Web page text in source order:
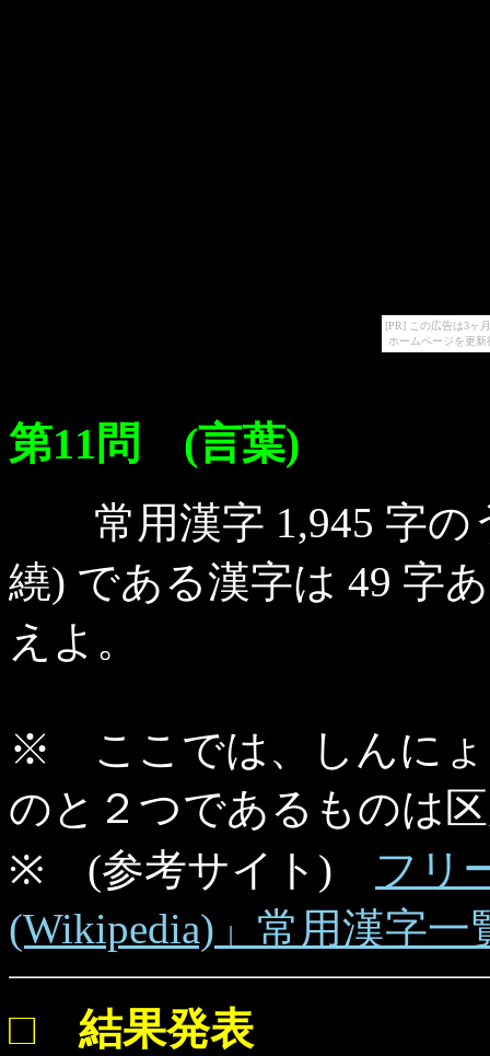
[PR] この広告は3ヶ
ホームページを更
第11問 (言葉)
常用漢字 1,945 字の
繞) である漢字は 49 字
えよ。
※ ここでは、しんにょ
のと２つであるものは
※ (参考サイト) フリ
(Wikipedia)」常用漢字一
□ 結果発表